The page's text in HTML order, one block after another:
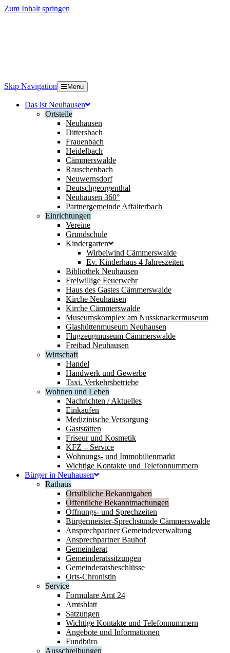
Zum Inhalt springen
Skip Navigation Menu
Das ist Neuhausen
Ortsteile
Neuhausen
Dittersbach
Frauenbach
Heidelbach
Cämmerswalde
Rauschenbach
Neuwernsdorf
Deutschgeorgenthal
Neuhausen 360°
Partnergemeinde Affalterbach
Einrichtungen
Vereine
Grundschule
Kindergarten
Wirbelwind Cämmerswalde
Ev. Kinderhaus 4 Jahreszeiten
Bibliothek Neuhausen
Freiwillige Feuerwehr
Haus des Gastes Cämmerswalde
Kirche Neuhausen
Kirche Cämmerswalde
Museumskomplex am Nussknackermuseum
Glashüttenmuseum Neuhausen
Flugzeugmuseum Cämmerswalde
Freibad Neuhausen
Wirtschaft
Handel
Handwerk und Gewerbe
Taxi, Verkehrsbetriebe
Wohnen und Leben
Nachrichten / Aktuelles
Einkaufen
Medizinische Versorgung
Gaststätten
Friseur und Kosmetik
KFZ – Service
Wohnungs- und Immobilienmarkt
Wichtige Kontakte und Telefonnummern
Bürger in Neuhausen
Rathaus
Ortsübliche Bekanntgaben
Öffentliche Bekanntmachungen
Öffnungs- und Sprechzeiten
Bürgermeister-Sprechstunde Cämmerswalde
Ansprechpartner Gemeindeverwaltung
Ansprechpartner Bauhof
Gemeinderat
Gemeinderatssitzungen
Gemeinderatsbeschlüsse
Orts-Chronistin
Service
Formulare Amt 24
Amtsblatt
Satzungen
Wichtige Kontakte und Telefonnummern
Angebote und Informationen
Fundbüro
Ausschreibungen